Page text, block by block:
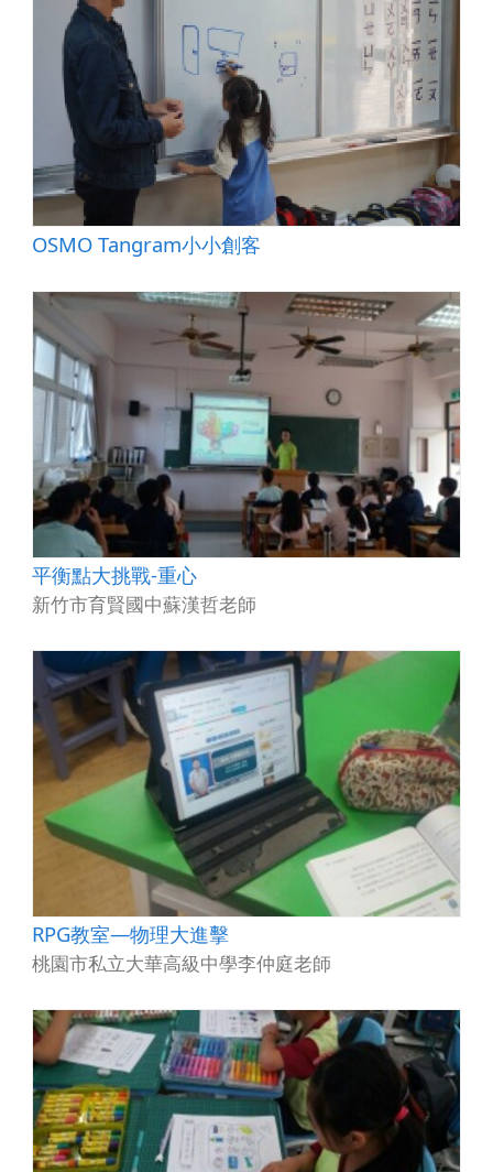
OSMO Tangram小小創客
平衡點大挑戰-重心
新竹市育賢國中蘇漢哲老師
RPG教室—物理大進擊
桃園市私立大華高級中學李仲庭老師